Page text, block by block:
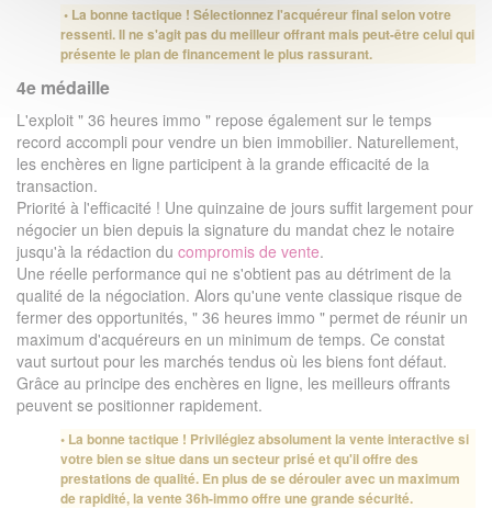
• La bonne tactique ! Sélectionnez l'acquéreur final selon votre
ressenti. Il ne s'agit pas du meilleur offrant mais peut-être celui qui
présente le plan de financement le plus rassurant.
4e médaille
L'exploit " 36 heures immo " repose également sur le temps
record accompli pour vendre un bien immobilier. Naturellement,
les enchères en ligne participent à la grande efficacité de la
transaction.
Priorité à l'efficacité ! Une quinzaine de jours suffit largement pour
négocier un bien depuis la signature du mandat chez le notaire
jusqu'à la rédaction du compromis de vente.
Une réelle performance qui ne s'obtient pas au détriment de la
qualité de la négociation. Alors qu'une vente classique risque de
fermer des opportunités, " 36 heures immo " permet de réunir un
maximum d'acquéreurs en un minimum de temps. Ce constat
vaut surtout pour les marchés tendus où les biens font défaut.
Grâce au principe des enchères en ligne, les meilleurs offrants
peuvent se positionner rapidement.
• La bonne tactique ! Privilégiez absolument la vente interactive si
votre bien se situe dans un secteur prisé et qu'il offre des
prestations de qualité. En plus de se dérouler avec un maximum
de rapidité, la vente 36h-immo offre une grande sécurité.